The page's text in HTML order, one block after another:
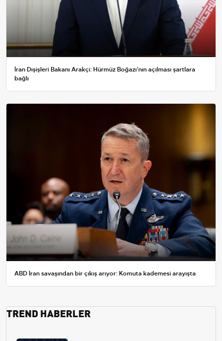
İran Dışişleri Bakanı Arakçi: Hürmüz Boğazı'nın açılması şartlara
bağlı
ABD İran savaşından bir çıkış arıyor: Komuta kademesi arayışta
TREND HABERLER